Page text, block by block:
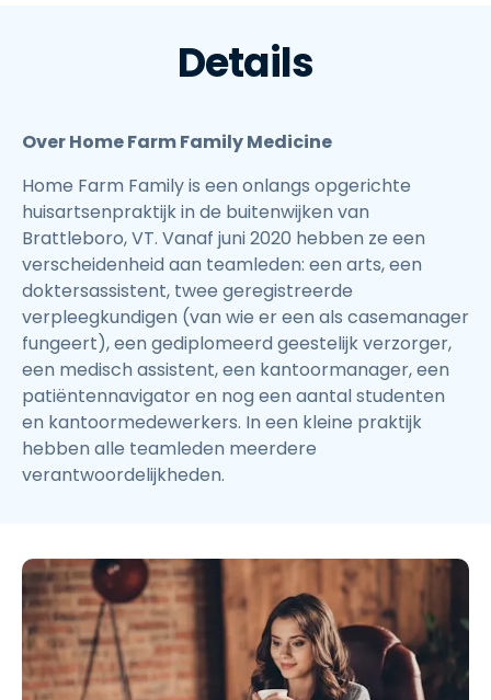
Details
Over Home Farm Family Medicine
Home Farm Family is een onlangs opgerichte
huisartsenpraktijk in de buitenwijken van
Brattleboro, VT. Vanaf juni 2020 hebben ze een
verscheidenheid aan teamleden: een arts, een
doktersassistent, twee geregistreerde
verpleegkundigen (van wie er een als casemanager
fungeert), een gediplomeerd geestelijk verzorger,
een medisch assistent, een kantoormanager, een
patiëntennavigator en nog een aantal studenten
en kantoormedewerkers. In een kleine praktijk
hebben alle teamleden meerdere
verantwoordelijkheden.